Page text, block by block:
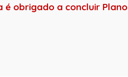
é obrigado a concluir Plano